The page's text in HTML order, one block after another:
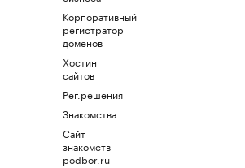
Корпоративный
регистратор
доменов
Хостинг
сайтов
Рег.решения
Знакомства
Сайт
знакомств
podbor.ru